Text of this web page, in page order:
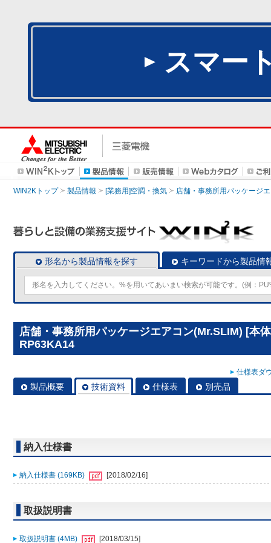
スマー
WIN2Kトップ 製品情報 [業務用]空調・換気 店舗・事務所用パッケージ
形名から製品情報を探す キーワードから製品情
店舗・事務所用パッケージエアコン(Mr.SLIM) [本
RP63KA14
仕様表ダ
製品概要 技術資料 仕様表 別売品
納入仕様書
納入仕様書 (169KB) [2018/02/16]
取扱説明書
取扱説明書 (4MB) [2018/03/15]